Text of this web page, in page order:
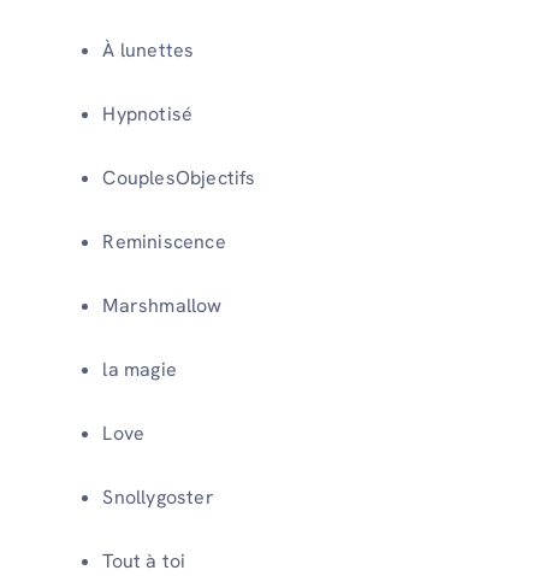
À lunettes
Hypnotisé
CouplesObjectifs
Reminiscence
Marshmallow
la magie
Love
Snollygoster
Tout à toi